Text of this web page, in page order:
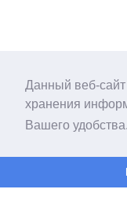
Данный веб-сайт
хранения
Вашего удобства.